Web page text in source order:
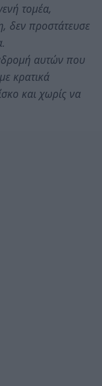
τομέα,
δεν προστάτευσε
αυτών που
κρατικά
και χωρίς να